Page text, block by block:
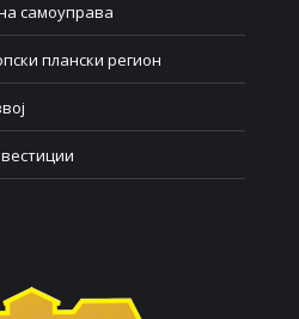
самоуправа
плански регион